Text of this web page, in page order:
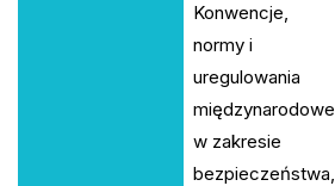
Konwencje,
normy i
uregulowania
międzynarodowe
w zakresie
bezpieczeństwa,